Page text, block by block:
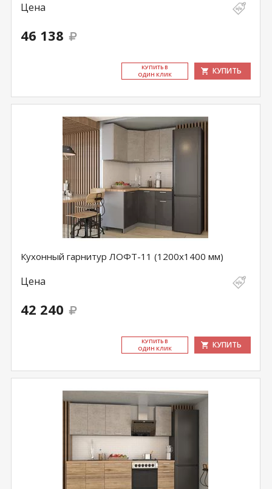
Цена
46 138
КУ­ПИТЬ В
ОДИН КЛИК
КУПИТЬ
Кухонный гарнитур ЛОФТ-11 (1200х1400 мм)
Цена
42 240
КУ­ПИТЬ В
ОДИН КЛИК
КУПИТЬ